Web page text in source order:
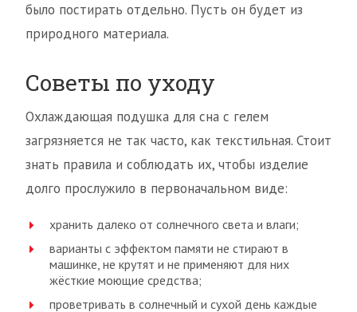
было постирать отдельно. Пусть он будет из
природного материала.
Советы по уходу
Охлаждающая подушка для сна с гелем
загрязняется не так часто, как текстильная. Стоит
знать правила и соблюдать их, чтобы изделие
долго прослужило в первоначальном виде:
хранить далеко от солнечного света и влаги;
варианты с эффектом памяти не стирают в
машинке, не крутят и не применяют для них
жёсткие моющие средства;
проветривать в солнечный и сухой день каждые